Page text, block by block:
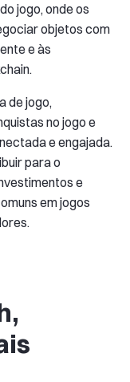
jogo, onde os
objetos com
e às
de jogo,
no jogo e
e engajada.
para o
e
em jogos